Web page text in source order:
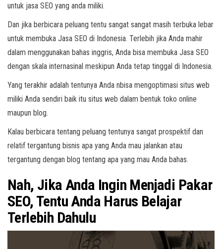
untuk jasa SEO yang anda miliki.
Dan jika berbicara peluang tentu sangat sangat masih terbuka lebar
untuk membuka Jasa SEO di Indonesia. Terlebih jika Anda mahir
dalam menggunakan bahas inggris, Anda bisa membuka Jasa SEO
dengan skala internasinal meskipun Anda tetap tinggal di Indonesia.
Yang terakhir adalah tentunya Anda nbisa mengoptimasi situs web
miliki Anda sendiri baik itu situs web dalam bentuk toko online
maupun blog.
Kalau berbicara tentang peluang tentunya sangat prospektif dan
relatif tergantung bisnis apa yang Anda mau jalankan atau
tergantung dengan blog tentang apa yang mau Anda bahas.
Nah, Jika Anda Ingin Menjadi Pakar
SEO, Tentu Anda Harus Belajar
Terlebih Dahulu